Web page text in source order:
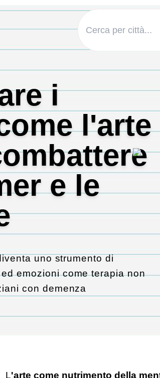
i
l'arte
e le
uno strumento di
emozioni come terapia non
con demenza
L'arte come nutrimento della